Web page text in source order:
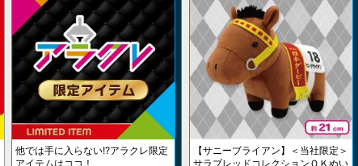
他では手に入らない!?アラクレ限定
アイテムはココ！
【サニーブライアン】＜当社限定＞
サラブレッドコレクションＯＫぬい